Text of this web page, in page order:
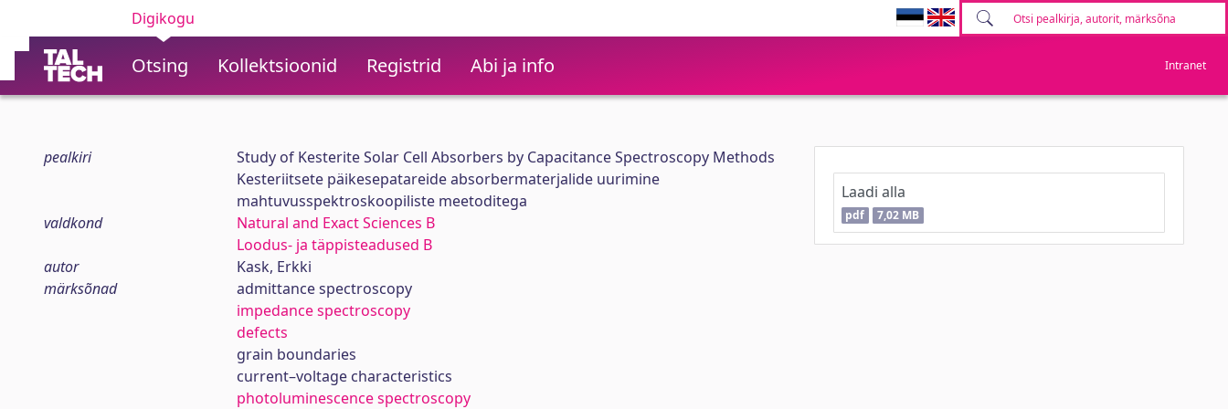
Digikogu
Otsing Kollektsioonid Registrid Abi ja info Intranet
pealkiri
Study of Kesterite Solar Cell Absorbers by Capacitance Spectroscopy Methods
Kesteriitsete päikesepatareide absorbermaterjalide uurimine
mahtuvusspektroskoopiliste meetoditega
valdkond
Natural and Exact Sciences B
Loodus- ja täppisteadused B
autor
Kask, Erkki
märksõnad
admittance spectroscopy
impedance spectroscopy
defects
grain boundaries
current–voltage characteristics
photoluminescence spectroscopy
Laadi alla
pdf 7,02 MB